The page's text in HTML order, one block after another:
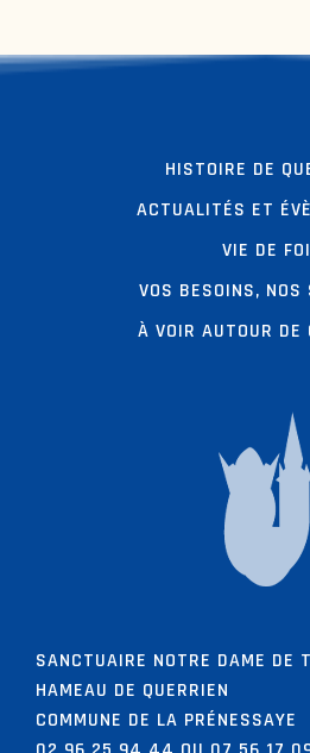
HISTOIRE DE
ACTUALITÉS ET
VIE DE FOI
VOS BESOINS, NOS
À VOIR AUTOUR DE
SANCTUAIRE NOTRE DAME DE
HAMEAU DE QUERRIEN
COMMUNE DE LA PRÉNESSAYE